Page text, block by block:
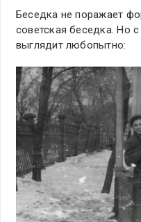
Беседка не поражает
советская беседка. Но
выглядит любопытно: